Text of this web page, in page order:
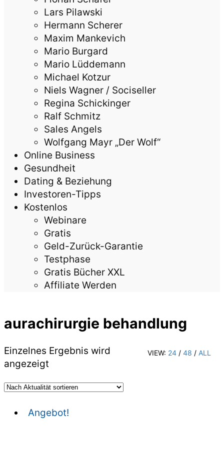
Lars Pilawski
Hermann Scherer
Maxim Mankevich
Mario Burgard
Mario Lüddemann
Michael Kotzur
Niels Wagner / Sociseller
Regina Schickinger
Ralf Schmitz
Sales Angels
Wolfgang Mayr „Der Wolf“
Online Business
Gesundheit
Dating & Beziehung
Investoren-Tipps
Kostenlos
Webinare
Gratis
Geld-Zurück-Garantie
Testphase
Gratis Bücher XXL
Affiliate Werden
aurachirurgie behandlung
VIEW: 24 / 48 / ALL
Einzelnes Ergebnis wird
angezeigt
Angebot!